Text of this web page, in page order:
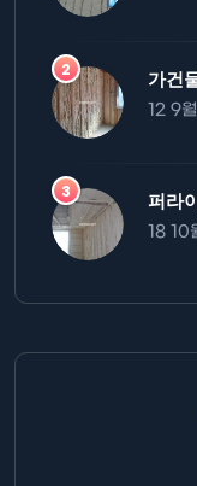
가건
12 9
퍼라
18 10